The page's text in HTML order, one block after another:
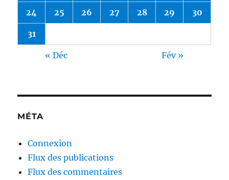
24 25 26 27 28 29 30
31
« Déc Fév »
MÉTA
Connexion
Flux des publications
Flux des commentaires